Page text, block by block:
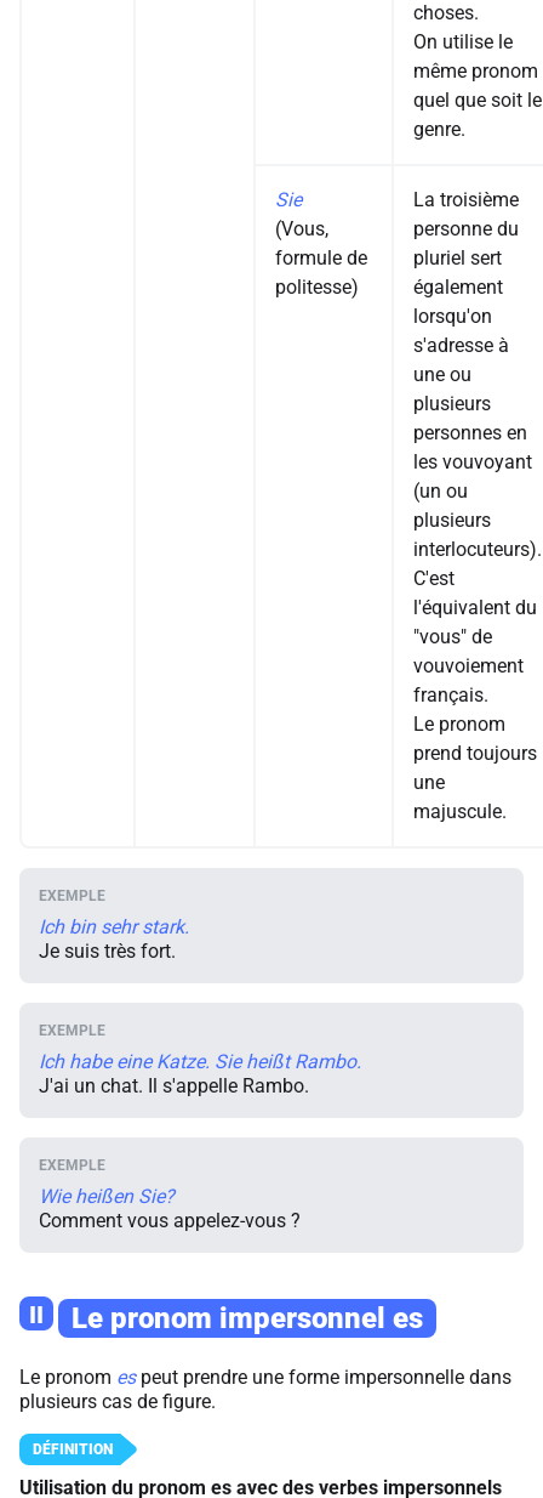
choses.
On utilise le
même pronom
quel que soit le
genre.
Sie
(Vous,
formule de
politesse)
La troisième
personne du
pluriel sert
également
lorsqu'on
s'adresse à
une ou
plusieurs
personnes en
les vouvoyant
(un ou
plusieurs
interlocuteurs).
C'est
l'équivalent du
"vous" de
vouvoiement
français.
Le pronom
prend toujours
une
majuscule.
Ich bin sehr stark.
Je suis très fort.
Ich habe eine Katze. Sie heißt Rambo.
J'ai un chat. Il s'appelle Rambo.
Wie heißen Sie?
Comment vous appelez-vous ?
II Le pronom impersonnel es
Le pronom es peut prendre une forme impersonnelle dans
plusieurs cas de figure.
Utilisation du pronom es avec des verbes impersonnels